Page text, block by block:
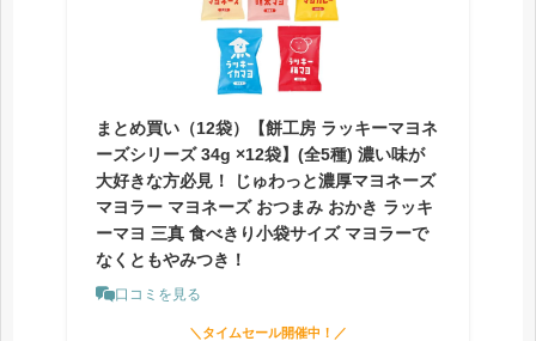
まとめ買い（12袋）【餅工房 ラッキーマヨネ
ーズシリーズ 34g ×12袋】(全5種) 濃い味が
大好きな方必見！ じゅわっと濃厚マヨネーズ
マヨラー マヨネーズ おつまみ おかき ラッキ
ーマヨ 三真 食べきり小袋サイズ マヨラーで
なくともやみつき！
口コミを見る
＼タイムセール開催中！／